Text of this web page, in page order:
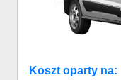
Koszt oparty na: